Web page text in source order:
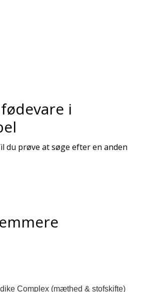
i
du prøve at søge efter en anden
Complex (mæthed & stofskifte)